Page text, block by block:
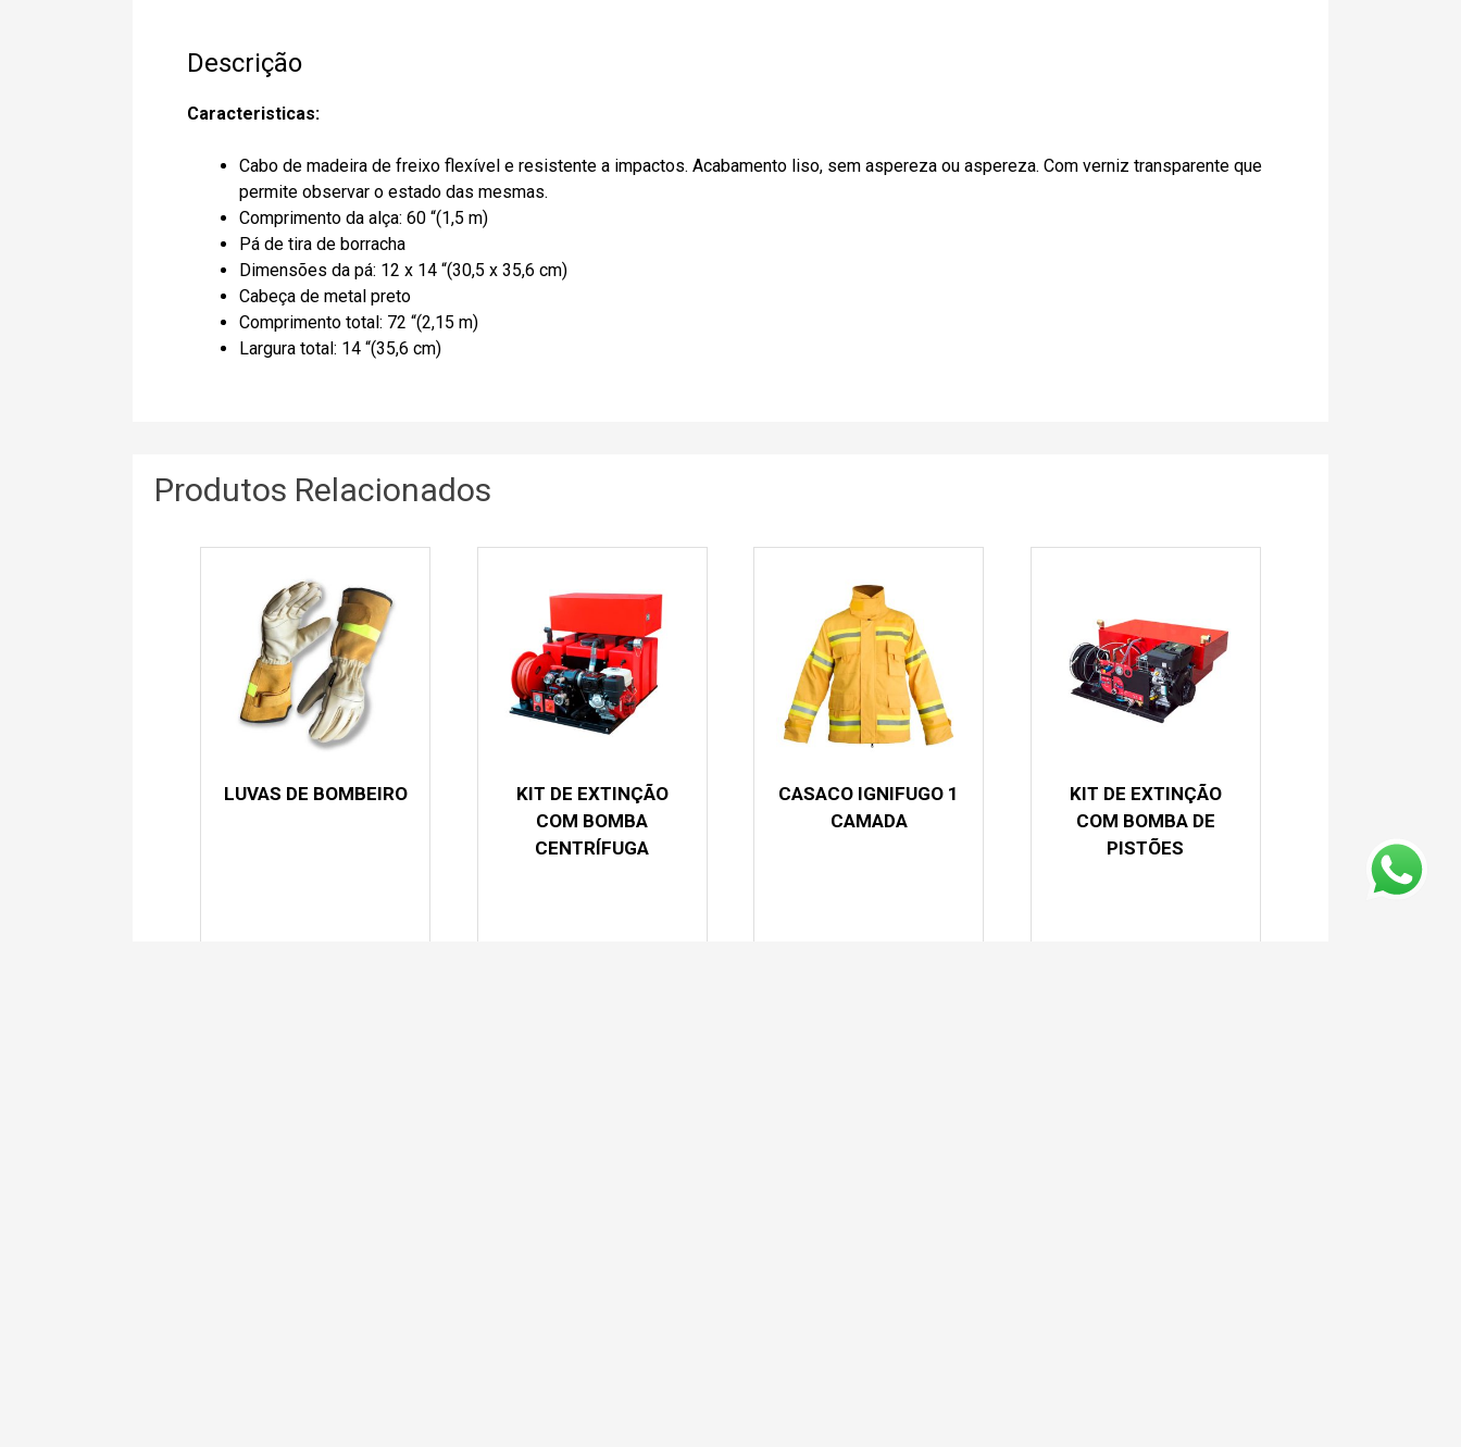
Descrição
Caracteristicas:
Cabo de madeira de freixo flexível e resistente a impactos. Acabamento liso, sem aspereza ou aspereza. Com verniz transparente que
permite observar o estado das mesmas.
Comprimento da alça: 60 “(1,5 m)
Pá de tira de borracha
Dimensões da pá: 12 x 14 “(30,5 x 35,6 cm)
Cabeça de metal preto
Comprimento total: 72 “(2,15 m)
Largura total: 14 “(35,6 cm)
Produtos Relacionados
LUVAS DE BOMBEIRO
KIT DE EXTINÇÃO
COM BOMBA
CENTRÍFUGA
CASACO IGNIFUGO 1
CAMADA
KIT DE EXTINÇÃO
COM BOMBA DE
PISTÕES